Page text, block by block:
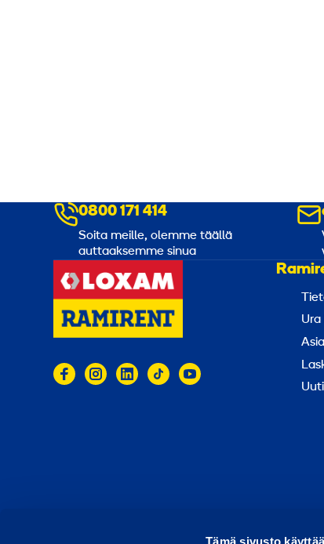
Tämä sivusto
ä
h
d
y
t
e
0800 171 414
Soita meille, olemme täällä
auttaaksemme sinua
Käyttöehdot Tietosuoja